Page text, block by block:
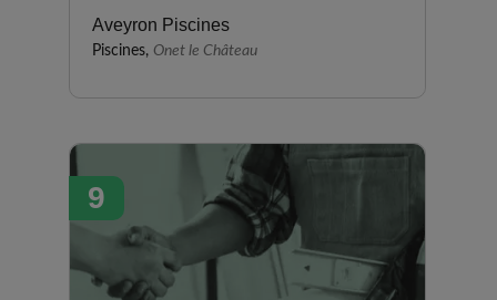
Aveyron Piscines
Piscines, Onet le Château
9